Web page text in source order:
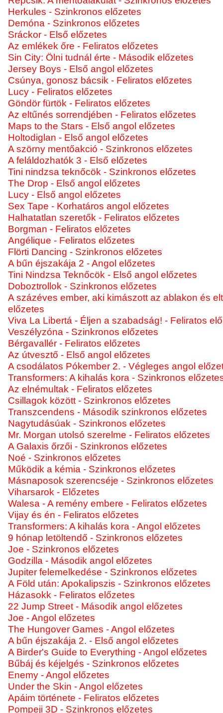
Herkules - Szinkronos előzetes
Demóna - Szinkronos előzetes
Sráckor - Első előzetes
Az emlékek őre - Feliratos előzetes
Sin City: Ölni tudnál érte - Második előzetes
Jersey Boys - Első angol előzetes
Csúnya, gonosz bácsik - Feliratos előzetes
Lucy - Feliratos előzetes
Göndör fürtök - Feliratos előzetes
Az eltűnés sorrendjében - Feliratos előzetes
Maps to the Stars - Első angol előzetes
Holtodiglan - Első angol előzetes
A szörny mentőakció - Szinkronos előzetes
A feláldozhatók 3 - Első előzetes
Tini nindzsa teknőcök - Szinkronos előzetes
The Drop - Első angol előzetes
Lucy - Első angol előzetes
Sex Tape - Korhatáros angol előzetes
Halhatatlan szeretők - Feliratos előzetes
Borgman - Feliratos előzetes
Angélique - Feliratos előzetes
Flörti Dancing - Szinkronos előzetes
A bűn éjszakája 2 - Angol előzetes
Tini Nindzsa Teknőcök - Első angol előzetes
Doboztrollok - Szinkronos előzetes
A százéves ember, aki kimászott az ablakon és
előzetes
Viva La Libertá - Éljen a szabadság! - Feliratos
Veszélyzóna - Szinkronos előzetes
Bérgavallér - Feliratos előzetes
Az útvesztő - Első angol előzetes
A csodálatos Pókember 2. - Végleges angol
Transformers: A kihalás kora - Szinkronos
Az elnémultak - Feliratos előzetes
Csillagok között - Szinkronos előzetes
Transzcendens - Második szinkronos előzetes
Nagytudásúak - Szinkronos előzetes
Mr. Morgan utolsó szerelme - Feliratos előzetes
A Galaxis őrzői - Szinkronos előzetes
Noé - Szinkronos előzetes
Működik a kémia - Szinkronos előzetes
Másnaposok szerencséje - Szinkronos előzetes
Viharsarok - Előzetes
Walesa - A remény embere - Feliratos előzetes
Vijay és én - Feliratos előzetes
Transformers: A kihalás kora - Angol előzetes
9 hónap letöltendő - Szinkronos előzetes
Joe - Szinkronos előzetes
Godzilla - Második angol előzetes
Jupiter felemelkedése - Szinkronos előzetes
A Föld után: Apokalipszis - Szinkronos előzetes
Házasokk - Feliratos előzetes
22 Jump Street - Második angol előzetes
Joe - Angol előzetes
The Hungover Games - Angol előzetes
A bűn éjszakája 2. - Első angol előzetes
A Birder's Guide to Everything - Angol előzetes
Bűbáj és kéjelgés - Szinkronos előzetes
Enemy - Angol előzetes
Under the Skin - Angol előzetes
Apáim története - Feliratos előzetes
Pompeji 3D - Szinkronos előzetes